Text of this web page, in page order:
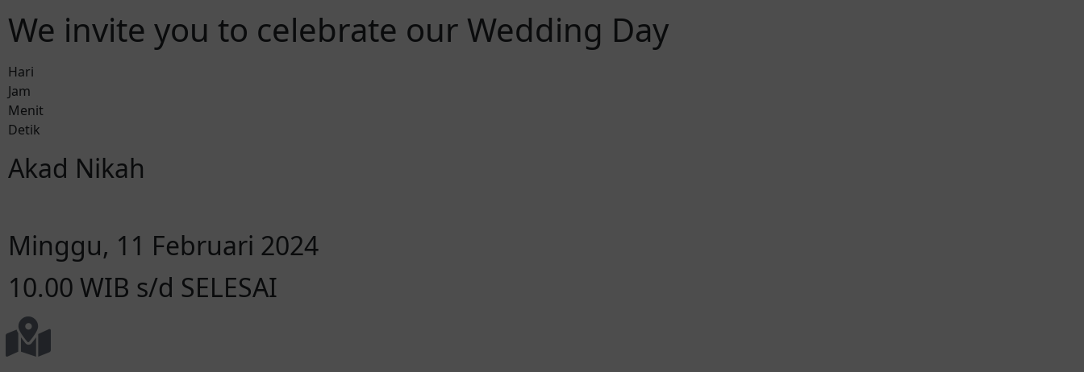
We invite you to celebrate our Wedding Day
Hari
Jam
Menit
Detik
Akad Nikah
Minggu, 11 Februari 2024
10.00 WIB s/d SELESAI